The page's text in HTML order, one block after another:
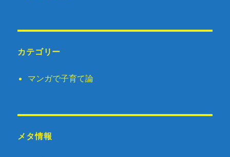
カテゴリー
マンガで子育て論
メタ情報